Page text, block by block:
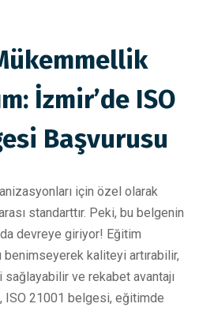
İzmir’de ISO
Başvurusu
için özel olarak
standarttır. Peki, bu belgenin
devreye giriyor! Eğitim
benimseyerek kaliteyi artırabilir,
ve rekabet avantajı
ISO 21001 belgesi, eğitimde